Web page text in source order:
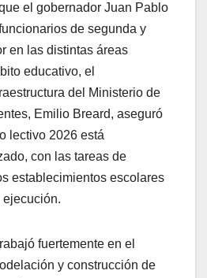
el gobernador Juan Pablo
de segunda y
en las distintas áreas
educativo, el
del Ministerio de
Emilio Breard, aseguró
lectivo 2026 está
con las tareas de
establecimientos escolares
fuertemente en el
y construcción de